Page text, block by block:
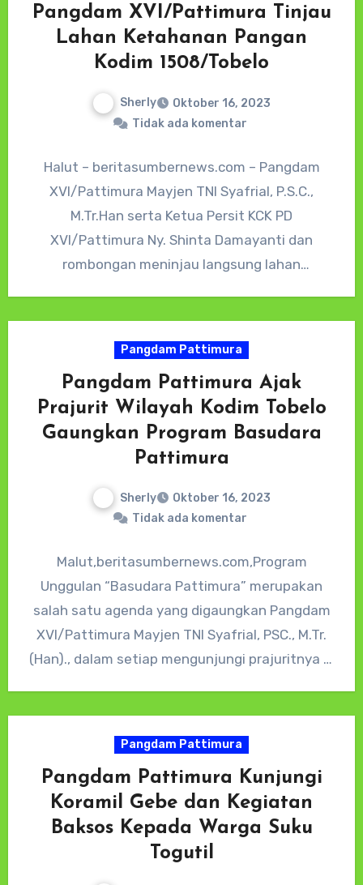
Pangdam XVI/Pattimura Tinjau
Lahan Ketahanan Pangan
Kodim 1508/Tobelo
Sherly
Oktober 16, 2023
Tidak ada komentar
Halut – beritasumbernews.com – Pangdam
XVI/Pattimura Mayjen TNI Syafrial, P.S.C.,
M.Tr.Han serta Ketua Persit KCK PD
XVI/Pattimura Ny. Shinta Damayanti dan
rombongan meninjau langsung lahan
Pangdam Pattimura
Pangdam Pattimura Ajak
Prajurit Wilayah Kodim Tobelo
Gaungkan Program Basudara
Pattimura
Sherly
Oktober 16, 2023
Tidak ada komentar
Malut,beritasumbernews.com,Program
Unggulan “Basudara Pattimura” merupakan
salah satu agenda yang digaungkan Pangdam
XVI/Pattimura Mayjen TNI Syafrial, PSC., M.Tr.
(Han)., dalam setiap mengunjungi prajuritnya di
Pangdam Pattimura
Pangdam Pattimura Kunjungi
Koramil Gebe dan Kegiatan
Baksos Kepada Warga Suku
Togutil